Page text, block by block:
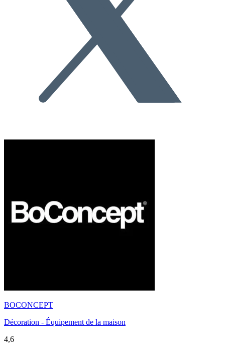
BOCONCEPT
Décoration - Équipement de la maison
4,6